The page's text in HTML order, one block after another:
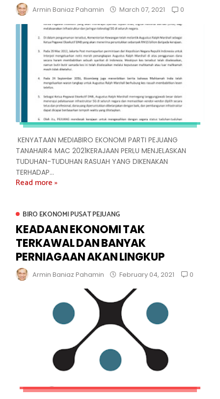
Armin Baniaz Pahamin March 07, 2021 0
KENYATAAN MEDIABIRO EKONOMI PARTI PEJUANG
TANAHAIR4 MAC 2021KERAJAAN PERLU MENJELASKAN
TUDUHAN-TUDUHAN RASUAH YANG DIKENAKAN
TERHADAP...
Read more »
BIRO EKONOMI PUSAT PEJUANG
KEADAAN EKONOMI TAK
TERKAWAL DAN BANYAK
PERNIAGAAN AKAN LINGKUP
Armin Baniaz Pahamin February 04, 2021 0